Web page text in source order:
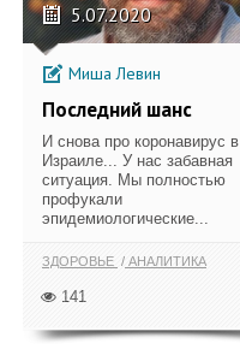
5.07.2020
Миша Левин
Последний шанс
И снова про коронавирус в
Израиле... У нас забавная
ситуация. Мы полностью
профукали
эпидемиологические...
ЗДОРОВЬЕ АНАЛИТИКА
141